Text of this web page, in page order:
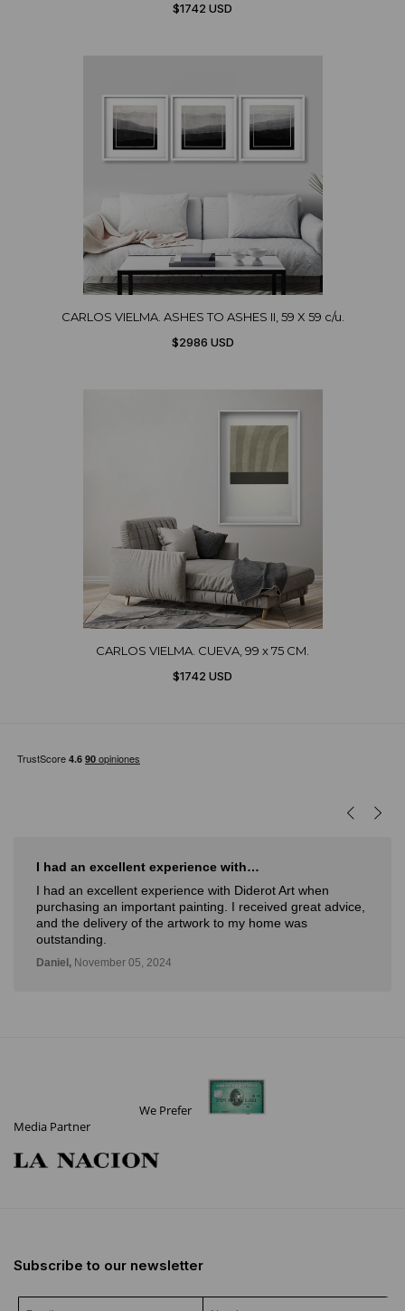
$1742 USD
CARLOS VIELMA. ASHES TO ASHES II, 59 X 59 c/u.
$2986 USD
CARLOS VIELMA. CUEVA, 99 x 75 CM.
$1742 USD
I had an excellent experience with…
I had an excellent experience with Diderot Art when
purchasing an important painting. I received great advice,
and the delivery of the artwork to my home was
outstanding.
Daniel, November 05, 2024
We Prefer
Media Partner
Subscribe to our newsletter